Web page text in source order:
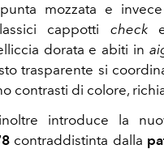
mozzata e
cappotti checke
dorata e abiti in
trasparente si
contrasti di colore,
introduce la
contraddistinta dalla